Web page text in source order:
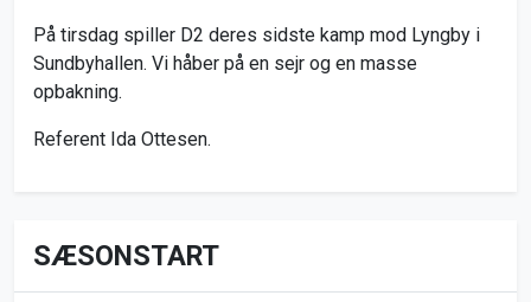
På tirsdag spiller D2 deres sidste kamp mod Lyngby i
Sundbyhallen. Vi håber på en sejr og en masse
opbakning.
Referent Ida Ottesen.
SÆSONSTART